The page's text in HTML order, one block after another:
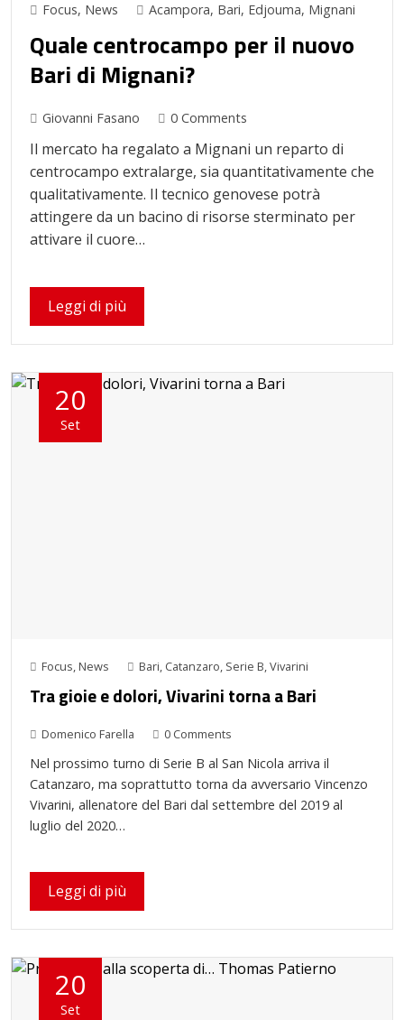
Focus, News Acampora, Bari, Edjouma, Mignani
Quale centrocampo per il nuovo
Bari di Mignani?
Giovanni Fasano 0 Comments
Il mercato ha regalato a Mignani un reparto di
centrocampo extralarge, sia quantitativamente che
qualitativamente. Il tecnico genovese potrà
attingere da un bacino di risorse sterminato per
attivare il cuore…
Leggi di più
20
Set
Focus, News Bari, Catanzaro, Serie B,Vivarini
Tra gioie e dolori, Vivarini torna a Bari
Domenico Farella 0 Comments
Nel prossimo turno di Serie B al San Nicola arriva il
Catanzaro, ma soprattutto torna da avversario Vincenzo
Vivarini, allenatore del Bari dal settembre del 2019 al
luglio del 2020…
Leggi di più
20
Set